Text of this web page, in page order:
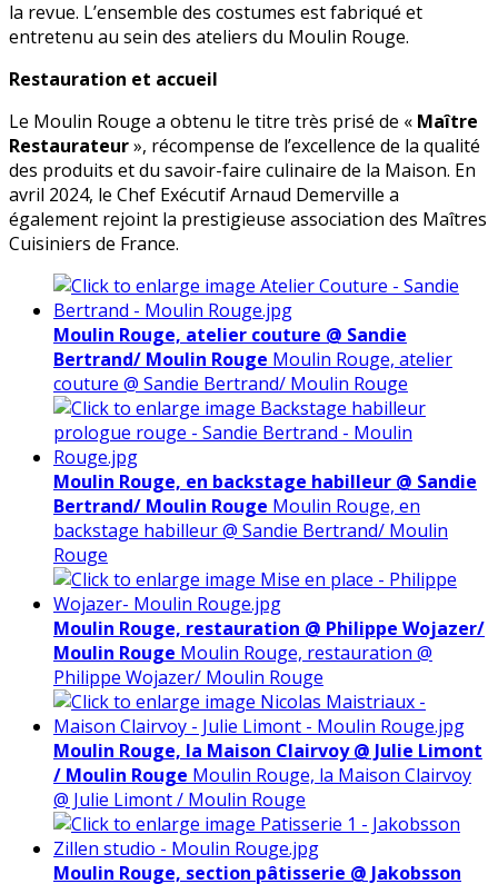
la revue. L’ensemble des costumes est fabriqué et
entretenu au sein des ateliers du Moulin Rouge.
Restauration et accueil
Le Moulin Rouge a obtenu le titre très prisé de « Maître
Restaurateur», récompense de l’excellence de la qualité
des produits et du savoir-faire culinaire de la Maison. En
avril 2024, le Chef Exécutif Arnaud Demerville a
également rejoint la prestigieuse association des Maîtres
Cuisiniers de France.
Moulin Rouge, atelier couture @ Sandie
Bertrand/ Moulin Rouge Moulin Rouge, atelier
couture @ Sandie Bertrand/ Moulin Rouge
Moulin Rouge, en backstage habilleur @ Sandie
Bertrand/ Moulin Rouge Moulin Rouge, en
backstage habilleur @ Sandie Bertrand/ Moulin
Rouge
Moulin Rouge, restauration @ Philippe Wojazer/
Moulin Rouge Moulin Rouge, restauration @
Philippe Wojazer/ Moulin Rouge
Moulin Rouge, la Maison Clairvoy @ Julie Limont
/ Moulin Rouge Moulin Rouge, la Maison Clairvoy
@ Julie Limont / Moulin Rouge
Moulin Rouge, section pâtisserie @ Jakobsson